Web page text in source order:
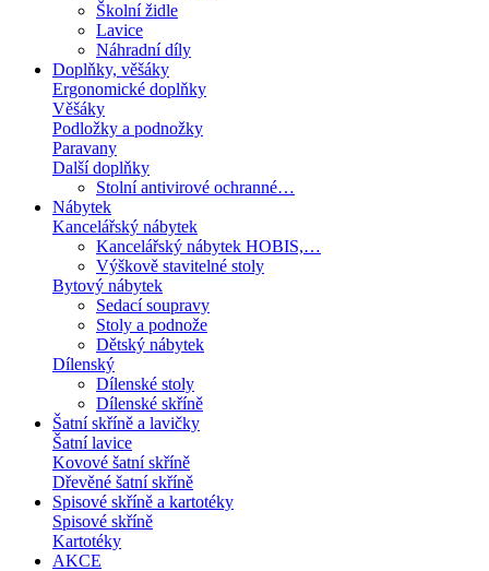
Školní židle
Lavice
Náhradní díly
Doplňky, věšáky
Ergonomické doplňky
Věšáky
Podložky a podnožky
Paravany
Další doplňky
Stolní antivirové ochranné…
Nábytek
Kancelářský nábytek
Kancelářský nábytek HOBIS,…
Výškově stavitelné stoly
Bytový nábytek
Sedací soupravy
Stoly a podnože
Dětský nábytek
Dílenský
Dílenské stoly
Dílenské skříně
Šatní skříně a lavičky
Šatní lavice
Kovové šatní skříně
Dřevěné šatní skříně
Spisové skříně a kartotéky
Spisové skříně
Kartotéky
AKCE